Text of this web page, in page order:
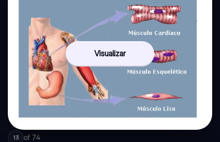
Visualizar
13 of 74